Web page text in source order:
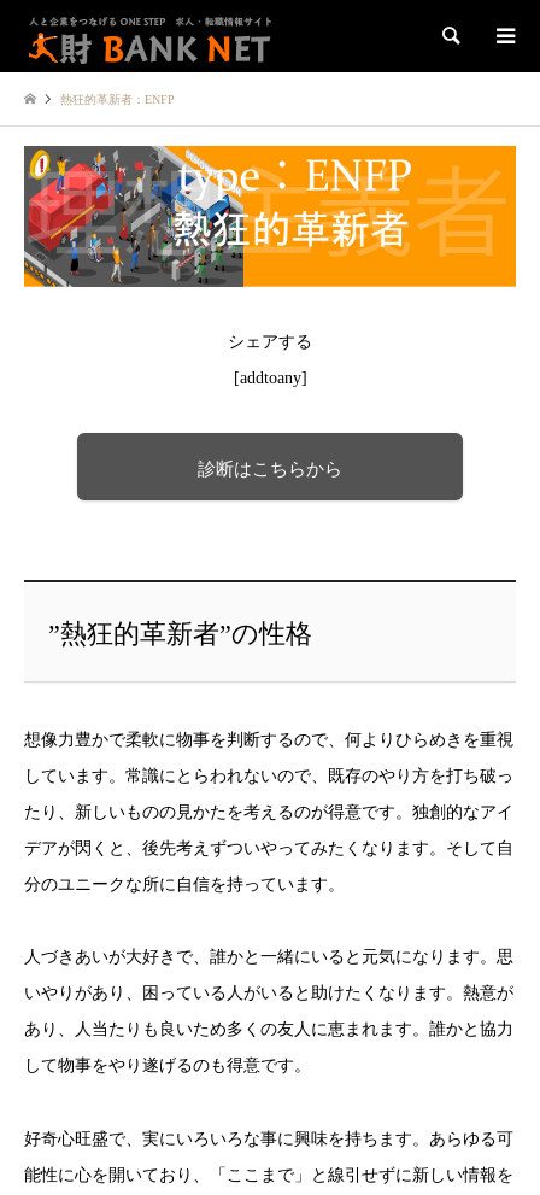
検索
熱狂的革新者：ENFP
シェアする
[addtoany]
診断はこちらから
”熱狂的革新者”の性格
想像力豊かで柔軟に物事を判断するので、何よりひらめきを重視
しています。常識にとらわれないので、既存のやり方を打ち破っ
たり、新しいものの見かたを考えるのが得意です。独創的なアイ
デアが閃くと、後先考えずついやってみたくなります。そして自
分のユニークな所に自信を持っています。
人づきあいが大好きで、誰かと一緒にいると元気になります。思
いやりがあり、困っている人がいると助けたくなります。熱意が
あり、人当たりも良いため多くの友人に恵まれます。誰かと協力
して物事をやり遂げるのも得意です。
好奇心旺盛で、実にいろいろな事に興味を持ちます。あらゆる可
能性に心を開いており、「ここまで」と線引せずに新しい情報を